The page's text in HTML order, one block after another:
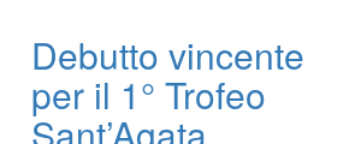
Debutto vincente
per il 1° Trofeo
Sant’Agata